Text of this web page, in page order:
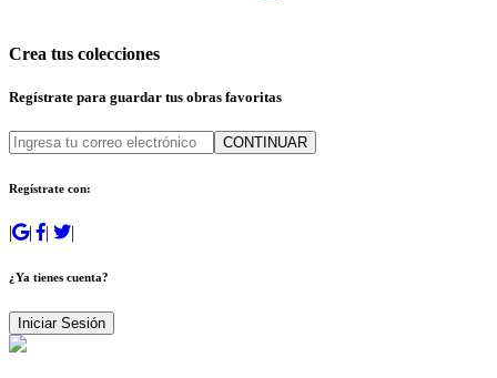
Crea tus colecciones
Regístrate para guardar tus obras favoritas
CONTINUAR
Regístrate con:
| | | |
¿Ya tienes cuenta?
Iniciar Sesión